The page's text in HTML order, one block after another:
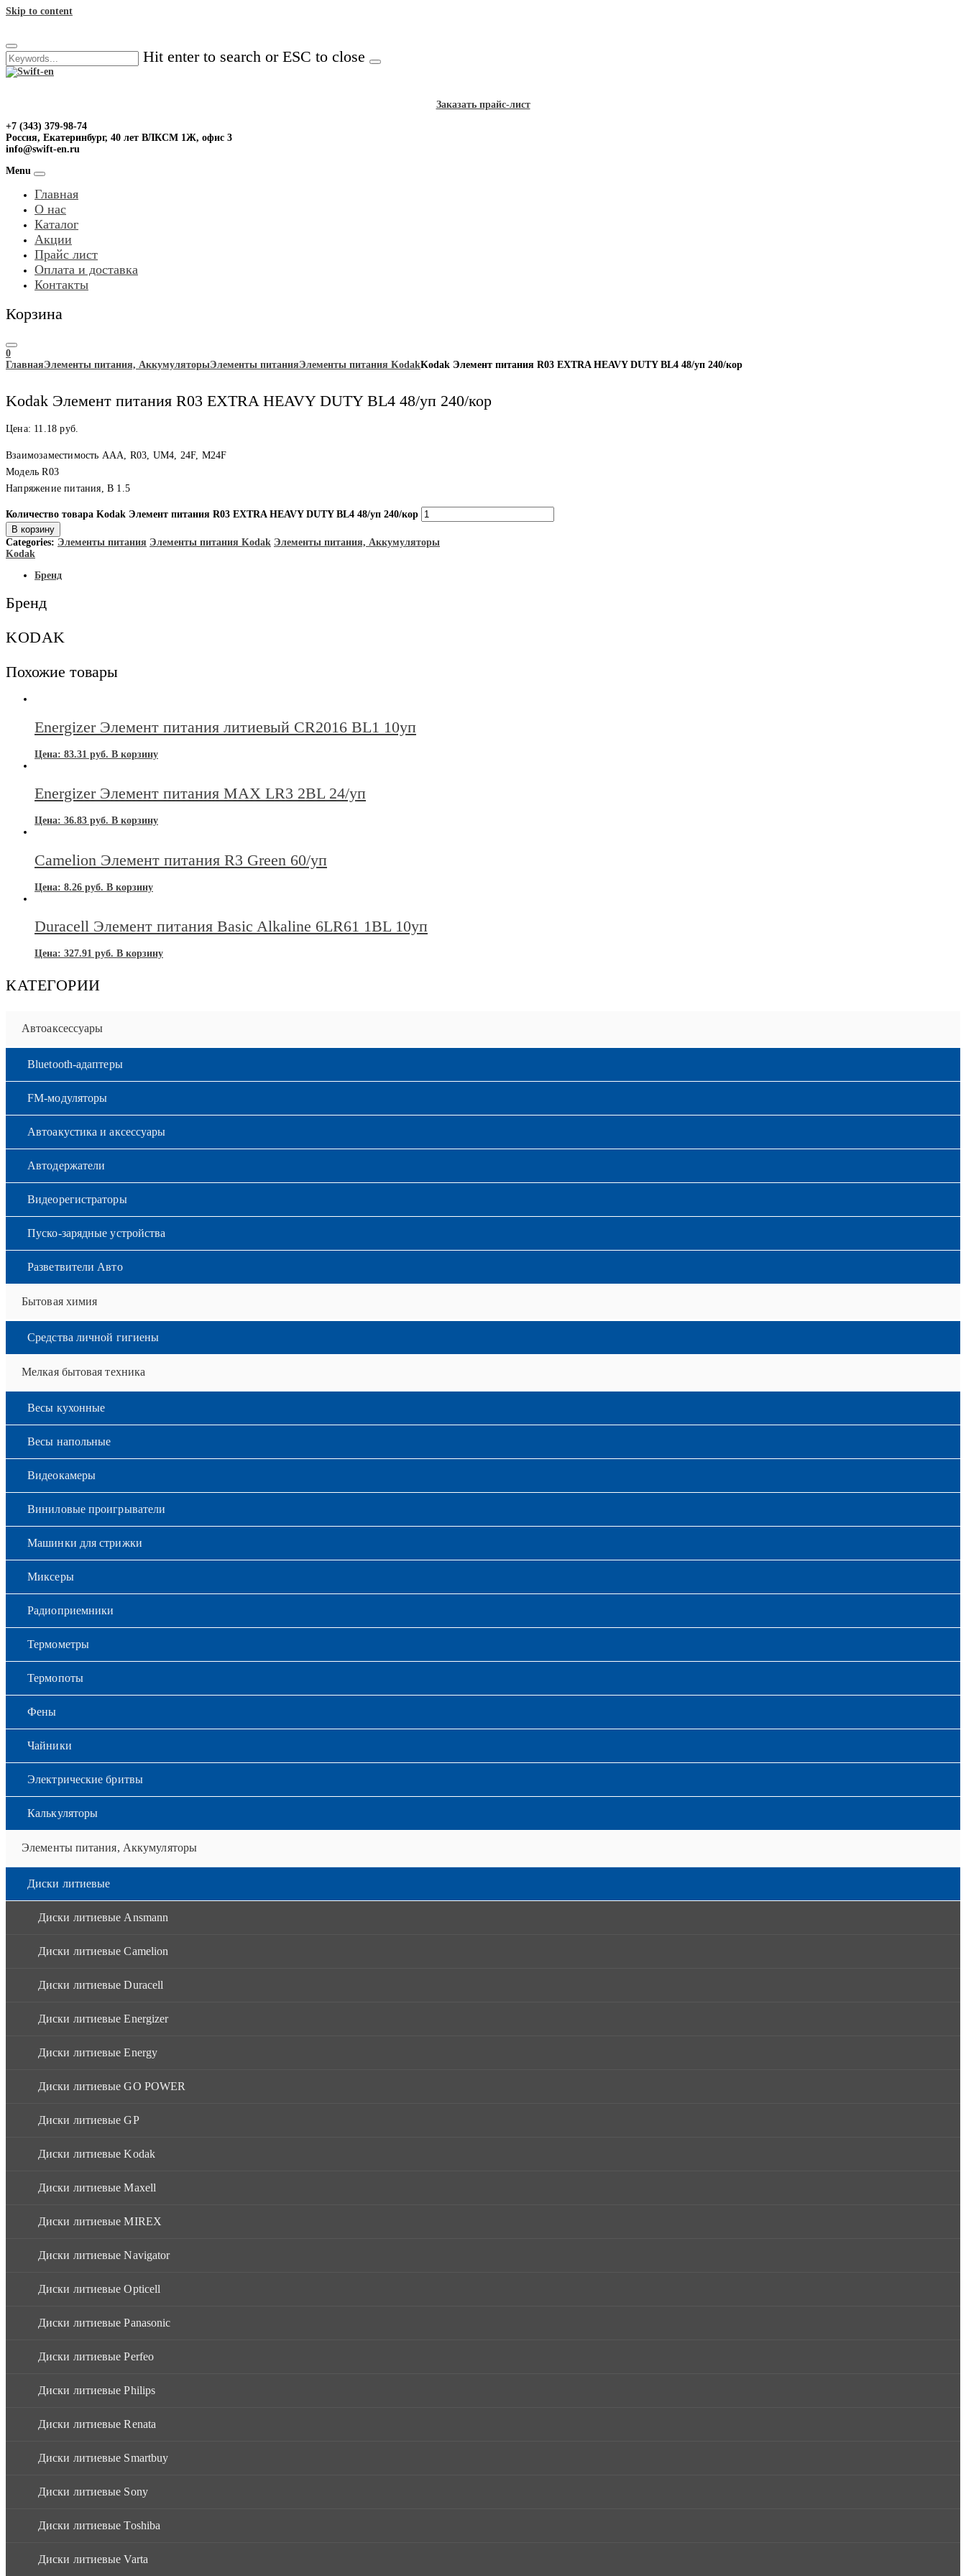
Skip to content
Hit enter to search or ESC to close
Заказать прайс-лист
+7 (343) 379-98-74
Россия, Екатеринбург, 40 лет ВЛКСМ 1Ж, офис 3
info@swift-en.ru
Menu
Главная
О нас
Каталог
Акции
Прайс лист
Оплата и доставка
Контакты
Корзина
0
ГлавнаяЭлементы питания, АккумуляторыЭлементы питанияЭлементы питания KodakKodak Элемент питания R03 EXTRA HEAVY DUTY BL4 48/уп 240/кор
Kodak Элемент питания R03 EXTRA HEAVY DUTY BL4 48/уп 240/кор
Цена: 11.18 руб.
Взаимозаместимость AAA, R03, UM4, 24F, M24F
Модель R03
Напряжение питания, В 1.5
Количество товара Kodak Элемент питания R03 EXTRA HEAVY DUTY BL4 48/уп 240/кор
В корзину
Categories: Элементы питания Элементы питания Kodak Элементы питания, Аккумуляторы
Kodak
Бренд
Бренд
KODAK
Похожие товары
Energizer Элемент питания литиевый CR2016 BL1 10уп
Цена: 83.31 руб. В корзину
Energizer Элемент питания MAX LR3 2BL 24/уп
Цена: 36.83 руб. В корзину
Camelion Элемент питания R3 Green 60/уп
Цена: 8.26 руб. В корзину
Duracell Элемент питания Basic Alkaline 6LR61 1BL 10уп
Цена: 327.91 руб. В корзину
КАТЕГОРИИ
Автоаксессуары
Bluetooth-адаптеры
FM-модуляторы
Автоакустика и аксессуары
Автодержатели
Видеорегистраторы
Пуско-зарядные устройства
Разветвители Авто
Бытовая химия
Средства личной гигиены
Мелкая бытовая техника
Весы кухонные
Весы напольные
Видеокамеры
Виниловые проигрыватели
Машинки для стрижки
Миксеры
Радиоприемники
Термометры
Термопоты
Фены
Чайники
Электрические бритвы
Калькуляторы
Элементы питания, Аккумуляторы
Диски литиевые
Диски литиевые Ansmann
Диски литиевые Camelion
Диски литиевые Duracell
Диски литиевые Energizer
Диски литиевые Energy
Диски литиевые GO POWER
Диски литиевые GP
Диски литиевые Kodak
Диски литиевые Maxell
Диски литиевые MIREX
Диски литиевые Navigator
Диски литиевые Opticell
Диски литиевые Panasonic
Диски литиевые Perfeo
Диски литиевые Philips
Диски литиевые Renata
Диски литиевые Smartbuy
Диски литиевые Sony
Диски литиевые Toshiba
Диски литиевые Varta